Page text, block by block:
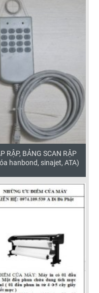
RẬP, BẢNG SCAN RẬP
hanbond, sinajet, ATA)